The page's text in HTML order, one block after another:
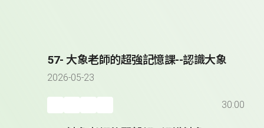
57- 大象老師的超強記憶課--認識大象
2026-05-23
30:00